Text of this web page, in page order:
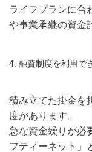
ライフプランに合
や事業承継の資金
4. 融資制度を利用で
積み立てた掛金を
度があります。
急な資金繰りが必
フティーネット」